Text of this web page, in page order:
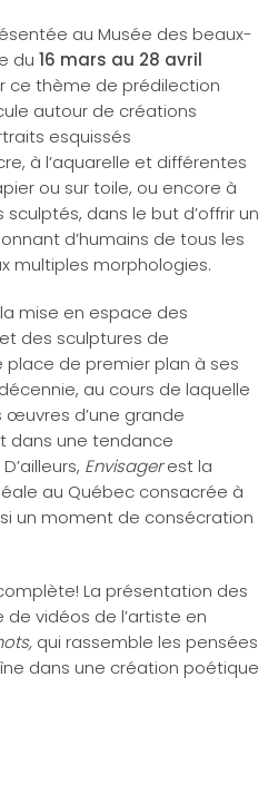
au Musée des beaux-
du 16 mars au 28 avril
ce thème de prédilection
autour de créations
esquissés
à l’aquarelle et différentes
ou sur toile, ou encore à
dans le but d’offrir un
d’humains de tous les
multiples morphologies.
mise en espace des
des sculptures de
de premier plan à ses
au cours de laquelle
œuvres d’une grande
dans une tendance
Envisagerest la
au Québec consacrée à
un moment de consécration
La présentation des
vidéos de l’artiste en
qui rassemble les pensées
dans une création poétique